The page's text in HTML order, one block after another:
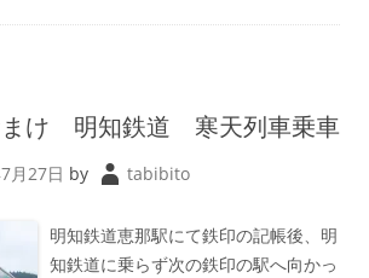
け 明知鉄道 寒天列車乗車
月27日 by tabibito
明知鉄道恵那駅にて鉄印の記帳後、明
知鉄道に乗らず次の鉄印の駅へ向かっ